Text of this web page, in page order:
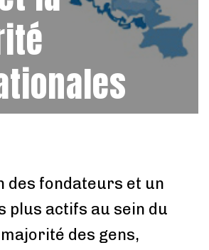
des fondateurs et un
plus actifs au sein du
majorité des gens,